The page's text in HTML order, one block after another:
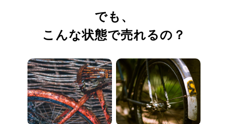
でも、
こんな状態で売れるの？